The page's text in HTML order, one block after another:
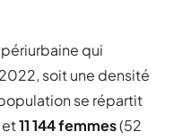
qui
soit une densité
se répartit
et11 144 femmes(52